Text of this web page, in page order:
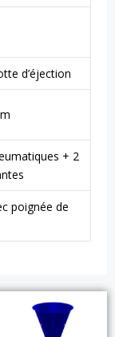
d’éjection
+ 2
poignée de